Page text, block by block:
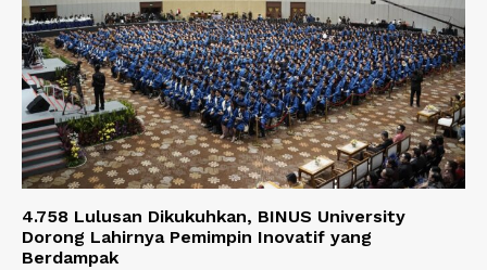
4.758 Lulusan Dikukuhkan, BINUS University
Dorong Lahirnya Pemimpin Inovatif yang
Berdampak